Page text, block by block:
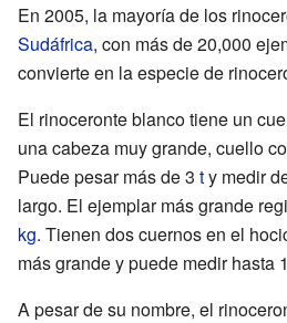
En 2005, la mayoría de los
Sudáfrica, con más de 20,000
convierte en la especie de
El rinoceronte blanco tiene un
una cabeza muy grande, cuello
Puede pesar más de 3 ty medir
largo. El ejemplar más grande
kg. Tienen dos cuernos en el
más grande y puede medir hasta
A pesar de su nombre, el